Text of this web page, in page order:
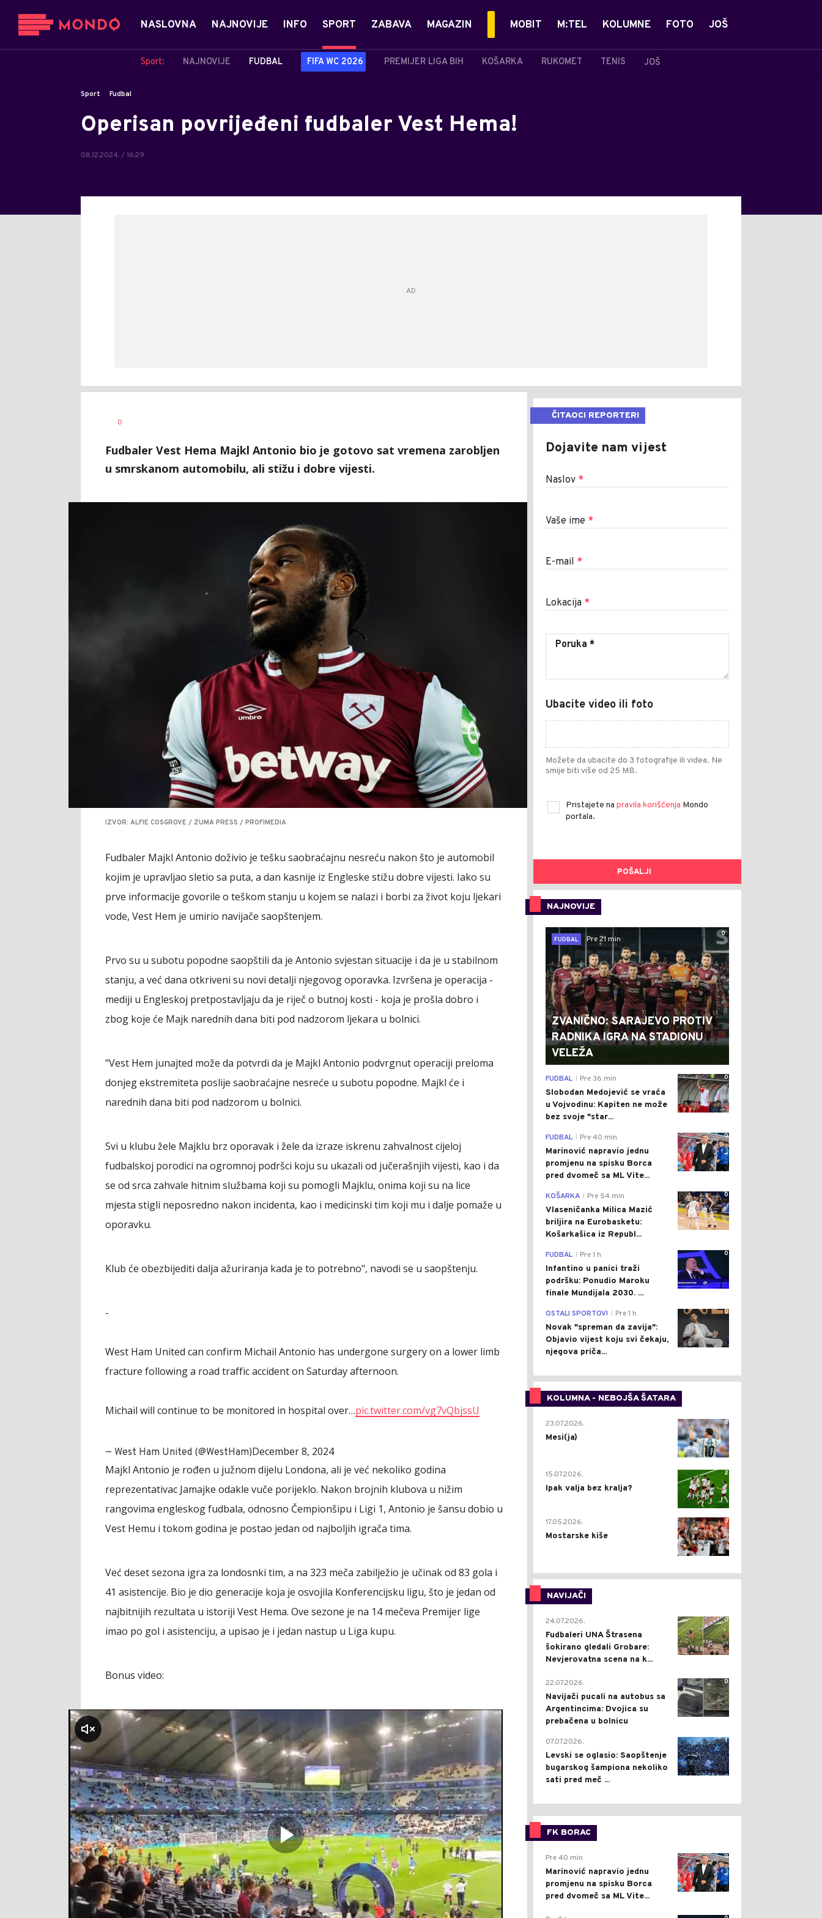
NASLOVNA NAJNOVIJE INFO SPORT
Sport: NAJNOVIJE FUDBAL FIFA WC 2026 PREMIJER LIGA BIH KOŠARKA RUKOMET TENIS JOŠ
ZABAVA MAGAZIN MOBIT M:TEL KOLUMNE FOTO JOŠ
Sport Fudbal
Operisan povrijeđeni fudbaler Vest Hema!
08.12.2024. / 16:29
AUTOR
0
Fudbaler Vest Hema Majkl Antonio bio je gotovo sat vremena zarobljen
u smrskanom automobilu, ali stižu i dobre vijesti.
IZVOR: ALFIE COSGROVE / ZUMA PRESS / PROFIMEDIA
Fudbaler Majkl Antonio doživio je tešku saobraćajnu nesreću nakon što je automobil
kojim je upravljao sletio sa puta, a dan kasnije iz Engleske stižu dobre vijesti. Iako su
prve informacije govorile o teškom stanju u kojem se nalazi i borbi za život koju ljekari
vode, Vest Hem je umirio navijače saopštenjem.
Prvo su u subotu popodne saopštili da je Antonio svjestan situacije i da je u stabilnom
stanju, a već dana otkriveni su novi detalji njegovog oporavka. Izvršena je operacija -
mediji u Engleskoj pretpostavljaju da je riječ o butnoj kosti - koja je prošla dobro i
zbog koje će Majk narednih dana biti pod nadzorom ljekara u bolnici.
"Vest Hem junajted može da potvrdi da je Majkl Antonio podvrgnut operaciji preloma
donjeg ekstremiteta poslije saobraćajne nesreće u subotu popodne. Majkl će i
narednih dana biti pod nadzorom u bolnici.
Svi u klubu žele Majklu brz oporavak i žele da izraze iskrenu zahvalnost cijeloj
fudbalskoj porodici na ogromnoj podršci koju su ukazali od jučerašnjih vijesti, kao i da
se od srca zahvale hitnim službama koji su pomogli Majklu, onima koji su na lice
mjesta stigli neposredno nakon incidenta, kao i medicinski tim koji mu i dalje pomaže u
oporavku.
Klub će obezbijediti dalja ažuriranja kada je to potrebno", navodi se u saopštenju.
-
West Ham United can confirm Michail Antonio has undergone surgery on a lower limb
fracture following a road traffic accident on Saturday afternoon.
Michail will continue to be monitored in hospital over…pic.twitter.com/vg7vQbjssU
— West Ham United (@WestHam)December 8, 2024
Majkl Antonio je rođen u južnom dijelu Londona, ali je već nekoliko godina
reprezentativac Jamajke odakle vuče porijeklo. Nakon brojnih klubova u nižim
rangovima engleskog fudbala, odnosno Čempionšipu i Ligi 1, Antonio je šansu dobio u
Vest Hemu i tokom godina je postao jedan od najboljih igrača tima.
Već deset sezona igra za londosnki tim, a na 323 meča zabilježio je učinak od 83 gola i
41 asistencije. Bio je dio generacije koja je osvojila Konferencijsku ligu, što je jedan od
najbitnijih rezultata u istoriji Vest Hema. Ove sezone je na 14 mečeva Premijer lige
imao po gol i asistenciju, a upisao je i jedan nastup u Liga kupu.
Bonus video:
klikni za zvuk
ČITAOCI REPORTERI
Dojavite nam vijest
Naslov *
Vaše ime *
E-mail *
Lokacija *
Ubacite video ili foto
Možete da ubacite do 3 fotografije ili videa. Ne
smije biti više od 25 MB.
Pristajete na pravila korišćenja Mondo
portala.
POŠALJI
NAJNOVIJE
0
FUDBAL
Pre 21 min
ZVANIČNO: SARAJEVO PROTIV
RADNIKA IGRA NA STADIONU
VELEŽA
0
FUDBAL Pre 36 min
Slobodan Medojević se vraća
u Vojvodinu: Kapiten ne može
bez svoje "star...
0
FUDBAL Pre 40 min
Marinović napravio jednu
promjenu na spisku Borca
pred dvomeč sa ML Vite...
0
KOŠARKA Pre 54 min
Vlaseničanka Milica Mazić
briljira na Eurobasketu:
Košarkašica iz Republ...
0
FUDBAL Pre 1 h
Infantino u panici traži
podršku: Ponudio Maroku
finale Mundijala 2030. ...
0
OSTALI SPORTOVI Pre 1 h
Novak "spreman da zavija":
Objavio vijest koju svi čekaju,
njegova priča...
KOLUMNA - NEBOJŠA ŠATARA
0
23.07.2026.
Mesi(ja)
2
15.07.2026.
Ipak valja bez kralja?
0
17.05.2026.
Mostarske kiše
NAVIJAČI
0
24.07.2026.
Fudbaleri UNA Štrasena
šokirano gledali Grobare:
Nevjerovatna scena na k...
0
22.07.2026.
Navijači pucali na autobus sa
Argentincima: Dvojica su
prebačena u bolnicu
1
07.07.2026.
Levski se oglasio: Saopštenje
bugarskog šampiona nekoliko
sati pred meč ...
FK BORAC
0
Pre 40 min
Marinović napravio jednu
promjenu na spisku Borca
pred dvomeč sa ML Vite...